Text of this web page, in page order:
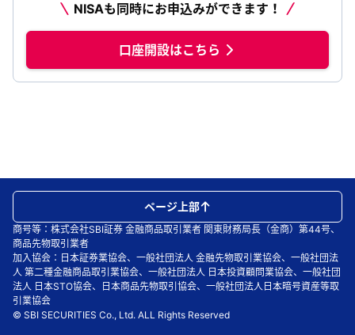
NISAも同時にお申込みができます！
口座開設はこちら
商号等：株式会社SBI証券 金融商品取引業者 関東財務局長（金商）第44号、
商品先物取引業者
加入協会：日本証券業協会、一般社団法人 金融先物取引業協会、一般社団法
人 第二種金融商品取引業協会、一般社団法人 日本投資顧問業協会、一般社団
法人 日本STO協会、日本商品先物取引協会、一般社団法人日本暗号資産等取
引業協会
© SBI SECURITIES Co., Ltd. ALL Rights Reserved
ページ上部